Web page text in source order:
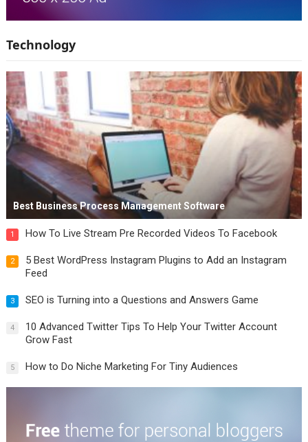
Technology
Best Business Process Management Software
1 How To Live Stream Pre Recorded Videos To Facebook
2
5 Best WordPress Instagram Plugins to Add an Instagram
Feed
3 SEO is Turning into a Questions and Answers Game
4
10 Advanced Twitter Tips To Help Your Twitter Account
Grow Fast
5 How to Do Niche Marketing For Tiny Audiences